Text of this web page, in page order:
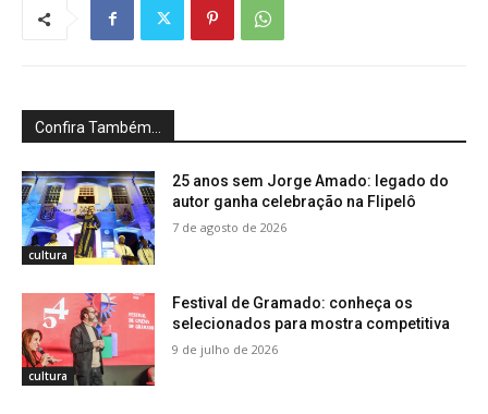
Confira Também...
cultura
25 anos sem Jorge Amado: legado do
autor ganha celebração na Flipelô
7 de agosto de 2026
cultura
Festival de Gramado: conheça os
selecionados para mostra competitiva
9 de julho de 2026